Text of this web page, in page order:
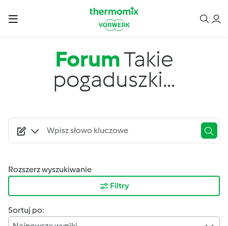
ForumTakie
pogaduszki...
Rozszerz wyszukiwanie
Filtry
Sortuj po: